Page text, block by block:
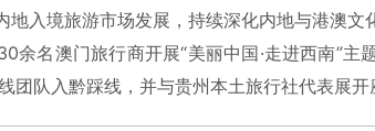
地入境旅游市场发展，持续深化内地与港澳文
余名澳门旅行商开展“美丽中国·走进西南”主
团队入黔踩线，并与贵州本土旅行社代表展开